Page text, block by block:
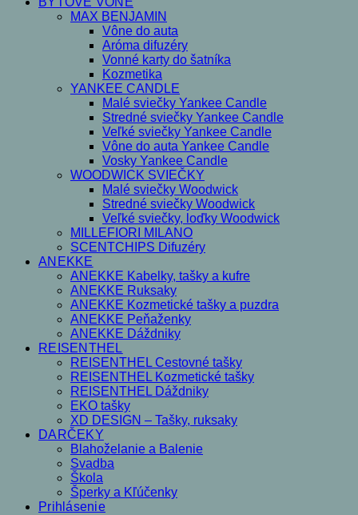
MAX BENJAMIN
Vône do auta
Aróma difuzéry
Vonné karty do šatníka
Kozmetika
YANKEE CANDLE
Malé sviečky Yankee Candle
Stredné sviečky Yankee Candle
Veľké sviečky Yankee Candle
Vône do auta Yankee Candle
Vosky Yankee Candle
WOODWICK SVIEČKY
Malé sviečky Woodwick
Stredné sviečky Woodwick
Veľké sviečky, loďky Woodwick
MILLEFIORI MILANO
SCENTCHIPS Difuzéry
ANEKKE
ANEKKE Kabelky, tašky a kufre
ANEKKE Ruksaky
ANEKKE Kozmetické tašky a puzdra
ANEKKE Peňaženky
ANEKKE Dáždniky
REISENTHEL
REISENTHEL Cestovné tašky
REISENTHEL Kozmetické tašky
REISENTHEL Dáždniky
EKO tašky
XD DESIGN – Tašky, ruksaky
DARČEKY
Blahoželanie a Balenie
Svadba
Škola
Šperky a Kľúčenky
Prihlásenie